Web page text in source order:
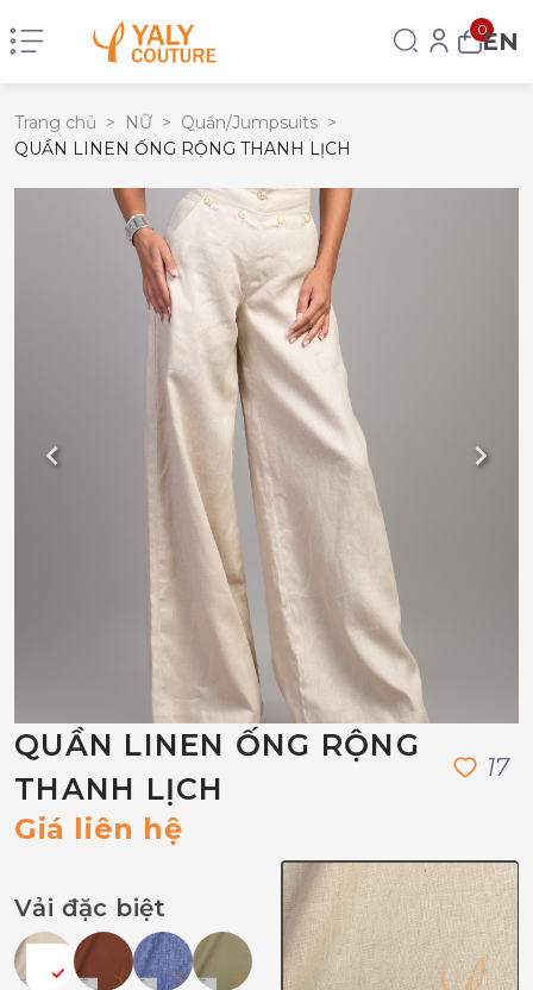
0EN
Trang chủ > NỮ > Quần/Jumpsuits >
QUẦN LINEN ỐNG RỘNG THANH LỊCH
QUẦN LINEN ỐNG RỘNG
THANH LỊCH
17
Giá liên hệ
Vải đặc biệt